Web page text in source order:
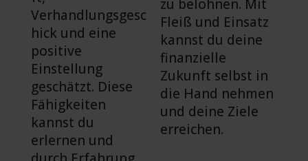
Verhandlungsgesc
hick und eine
positive
Einstellung
geschätzt. Diese
Fähigkeiten
kannst du
erlernen und
zu belohnen. Mit
Fleiß und Einsatz
kannst du deine
finanzielle
Zukunft selbst in
die Hand nehmen
und deine Ziele
erreichen.